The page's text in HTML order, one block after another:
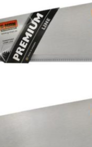
Joulu- ja kausivalot
Eläimet ja
tontut
Kyntteliköt
Valoketjut ja
kuusenvalot
Tontut ja